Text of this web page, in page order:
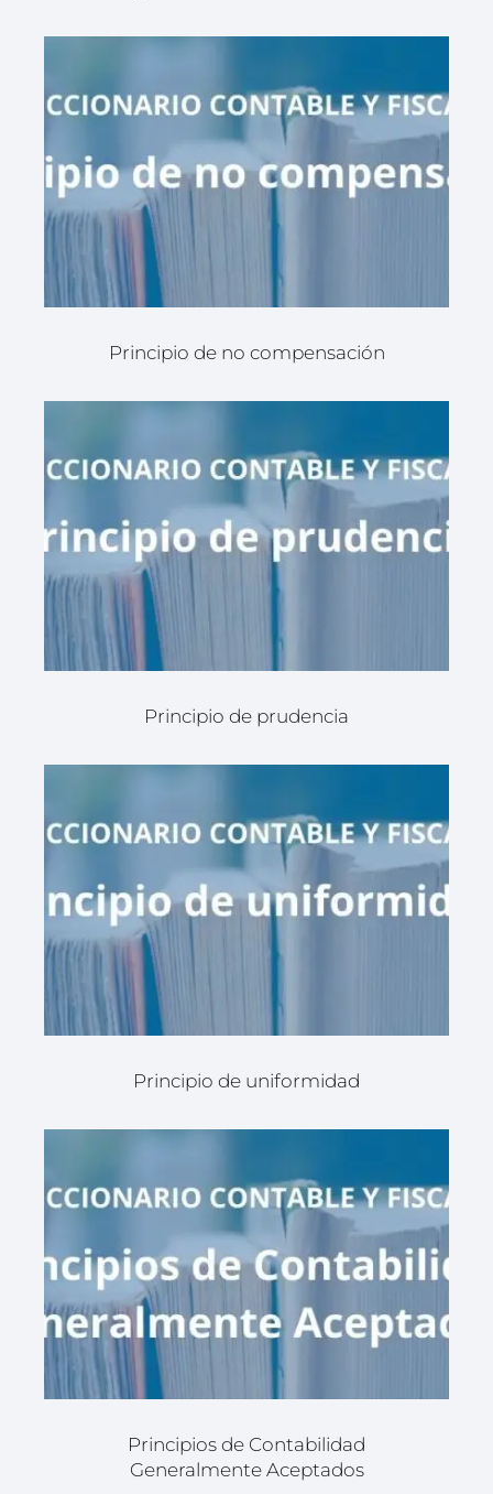
Principio de no compensación
Principio de prudencia
Principio de uniformidad
Principios de Contabilidad
Generalmente Aceptados